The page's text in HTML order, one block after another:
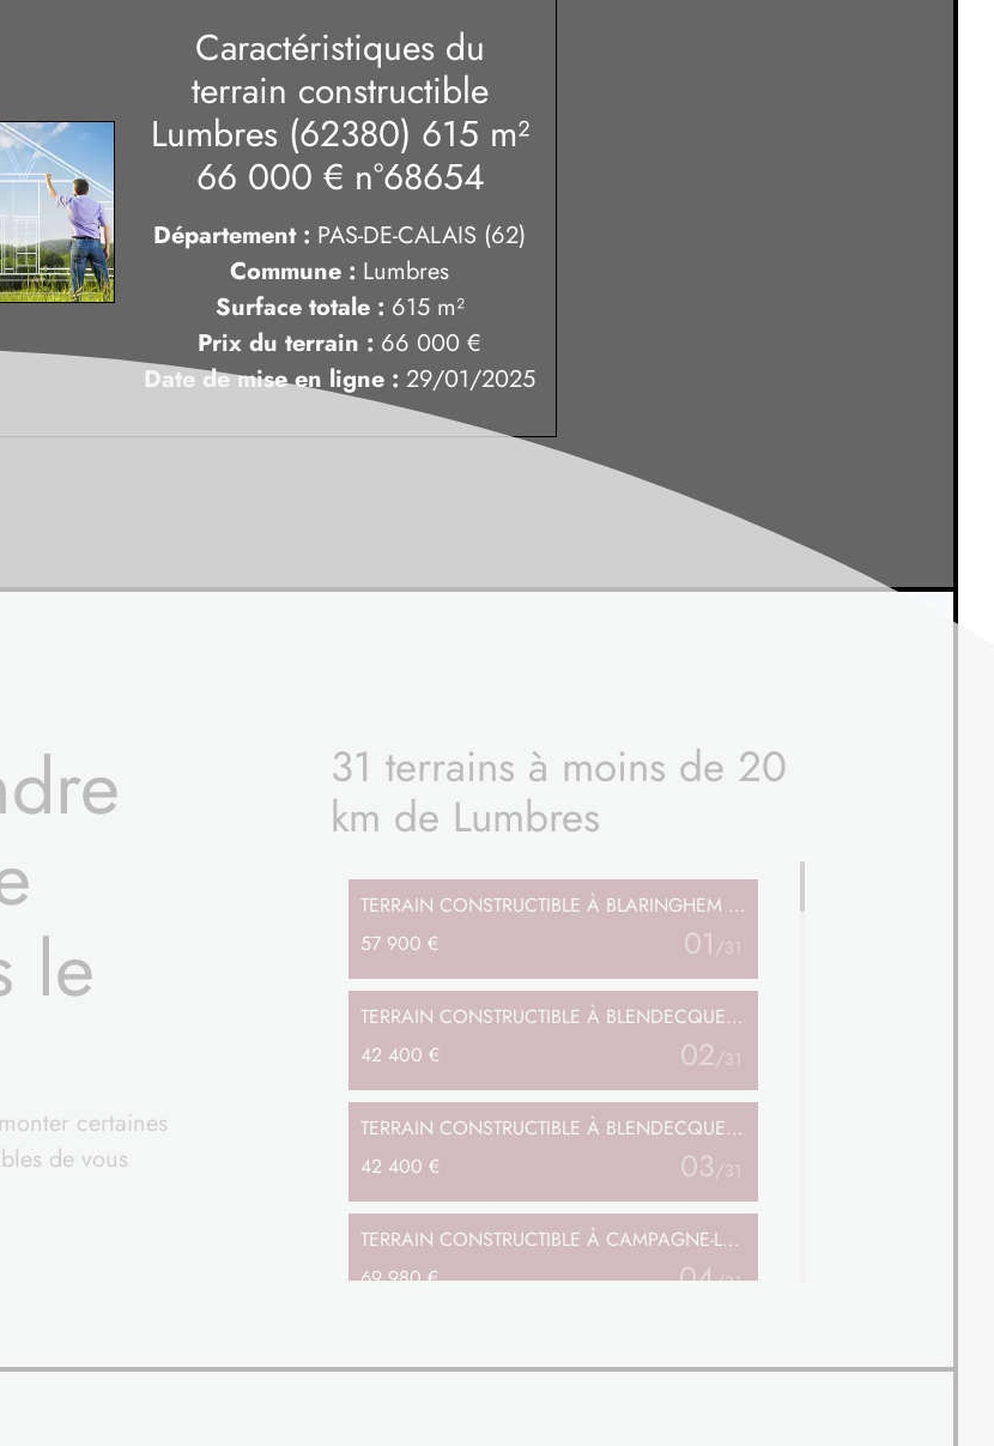
Caractéristiques du
terrain constructible
Lumbres (62380) 615 m²
66 000 € n°68654
Département : PAS-DE-CALAIS (62)
Commune : Lumbres
Surface totale : 615 m²
Prix du terrain : 66 000 €
Date de mise en ligne : 29/01/2025
le
certaines
de vous
31 terrains à moins de 20
km de Lumbres
TERRAIN CONSTRUCTIBLEÀ BLARINGHEM (59)
57 900 €
01/31
TERRAIN CONSTRUCTIBLEÀ BLENDECQUES (62)
42 400 €
02/31
TERRAIN CONSTRUCTIBLEÀ BLENDECQUES (62)
42 400 €
03/31
TERRAIN CONSTRUCTIBLEÀ CAMPAGNE-LÈS-BOULONNAIS (62)
69 980 €
04/31